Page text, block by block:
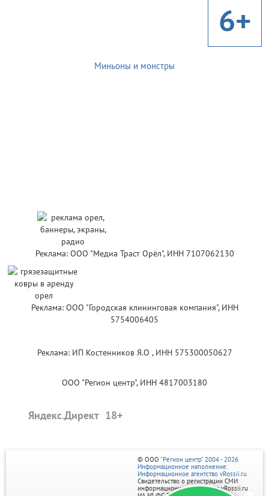
6+
Миньоны и монстры
Реклама: ООО "Медиа Траст Орёл", ИНН 7107062130
Реклама: ООО "Городская клининговая компания", ИНН
5754006405
Реклама: ИП Костенников Я.О , ИНН 575300050627
ООО "Регион центр", ИНН 4817003180
Яндекс.Директ
© ООО "Регион центр" 2004 - 2026
Информационное наполнение:
Информационное агентство vRossii.ru
Свидетельство о регистрации СМИ
информационного агентства vRossii.ru